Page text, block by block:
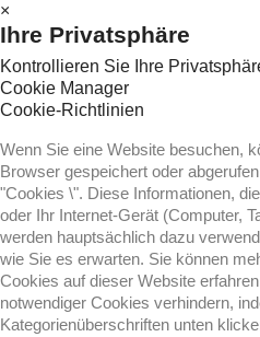
×
Ihre Privatsphäre
Kontrollieren Sie Ihre
Cookie Manager
Cookie-Richtlinien
Wenn Sie eine Website besuchen,
Browser gespeichert oder
"Cookies \". Diese Informationen,
oder Ihr Internet-Gerät (Computer,
werden hauptsächlich dazu
wie Sie es erwarten. Sie können
Cookies auf dieser Website
notwendiger Cookies verhindern,
Kategorienüberschriften unten